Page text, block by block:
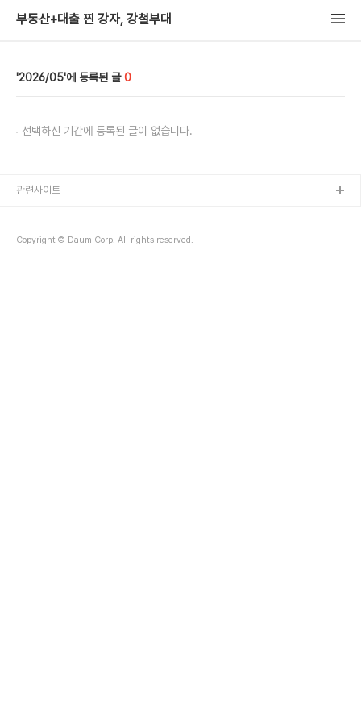
부동산+대출 찐 강자, 강철부대
2026/05 0
선택하신 기간에 등록된 글이 없습니다.
Copyright © Daum Corp. All rights reserved.
관련사이트